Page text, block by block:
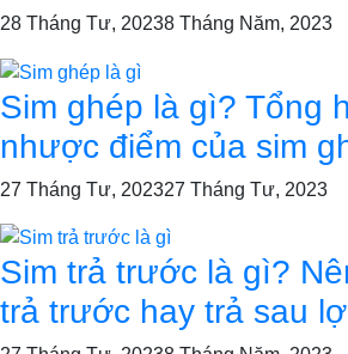
28 Tháng Tư, 20238 Tháng Năm, 2023
Sim ghép là gì? Tổng
nhược điểm của sim
27 Tháng Tư, 202327 Tháng Tư, 2023
Sim trả trước là gì?
trả trước hay trả sau